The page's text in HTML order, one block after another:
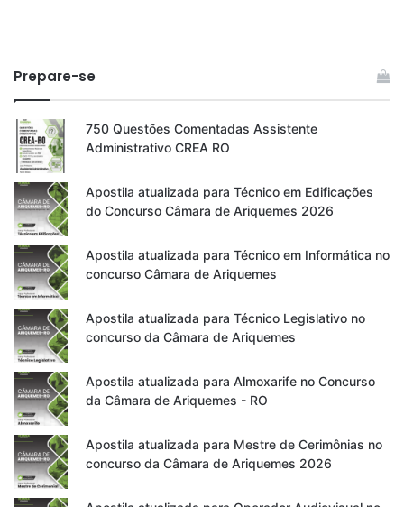
Prepare-se
750 Questões Comentadas Assistente
Administrativo CREA RO
Apostila atualizada para Técnico em Edificações
do Concurso Câmara de Ariquemes 2026
Apostila atualizada para Técnico em Informática no
concurso Câmara de Ariquemes
Apostila atualizada para Técnico Legislativo no
concurso da Câmara de Ariquemes
Apostila atualizada para Almoxarife no Concurso
da Câmara de Ariquemes - RO
Apostila atualizada para Mestre de Cerimônias no
concurso da Câmara de Ariquemes 2026